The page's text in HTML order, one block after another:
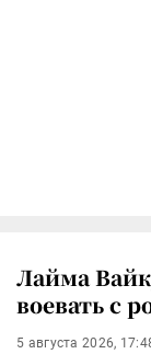
Лайма
воевать с
5 августа 2026,